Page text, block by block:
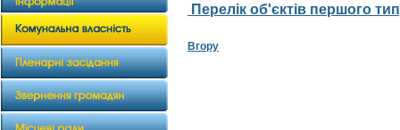
Перелік об'єктів першого
Вгору